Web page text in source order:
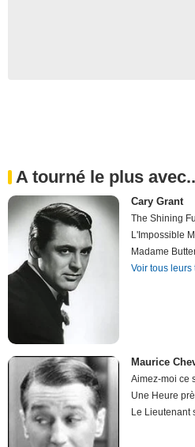
A tourné le plus
Cary Grant
The Shining
L'Impossible
Madame
Voir tous
Maurice
Aimez-moi ce
Une Heure
Le Lieutenant